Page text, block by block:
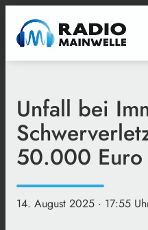
Unfall bei
50.000 Euro
14. August 2025 · 17:55